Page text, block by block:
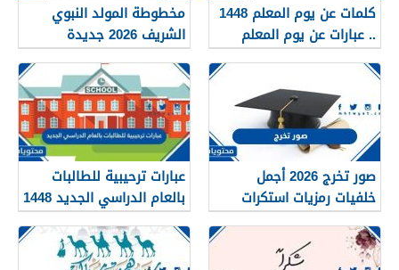
كلمات عن يوم المعلم 1448
.. عبارات عن يوم المعلم
مكتوبة 1448
مخطوطة المولد النبوي
الشريف 2026 جديدة
صور تخرج 2026 أجمل
خلفيات رمزيات استكرات
مبروك التخرج 1448
عبارات ترحيبية للطالبات
بالعام الدراسي الجديد 1448
بالصور